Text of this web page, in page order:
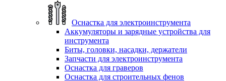
Оснастка для электроинструмента
Аккумуляторы и зарядные устройства для
инструмента
Биты, головки, насадки, держатели
Запчасти для электроинструмента
Оснастка для граверов
Оснастка для строительных фенов